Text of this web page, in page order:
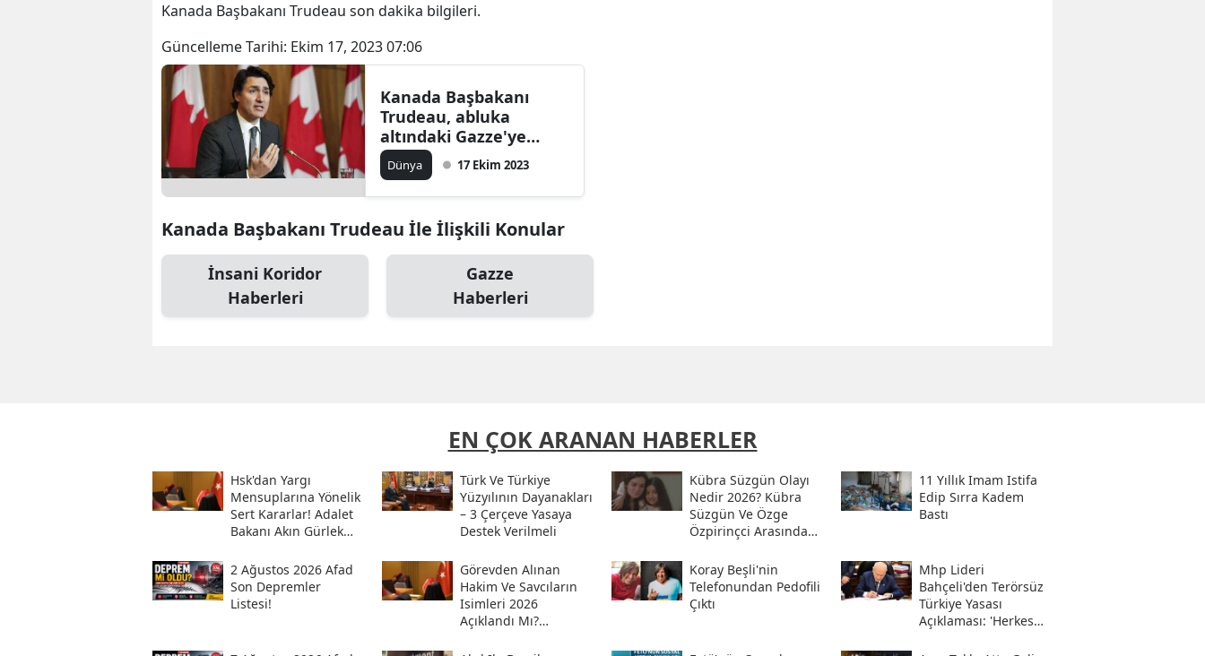
Kanada Başbakanı Trudeau son dakika bilgileri.
Güncelleme Tarihi: Ekim 17, 2023 07:06
Kanada Başbakanı
Trudeau, abluka
altındaki Gazze'ye
insani koridor açılması
çağrısı yaptı
Dünya 17 Ekim 2023
Kanada Başbakanı Trudeau İle İlişkili Konular
İnsani Koridor
Haberleri
Gazze
Haberleri
EN ÇOK ARANAN HABERLER
Hsk'dan Yargı
Mensuplarına Yönelik
Sert Kararlar! Adalet
Bakanı Akın Gürlek
Hesabından Açıkladı
Türk Ve Türkiye
Yüzyılının Dayanakları
– 3 Çerçeve Yasaya
Destek Verilmeli
Kübra Süzgün Olayı
Nedir 2026? Kübra
Süzgün Ve Özge
Özpirinçci Arasında
11 Yıllık Imam Istifa
Edip Sırra Kadem
Bastı
2 Ağustos 2026 Afad
Son Depremler
Listesi!
Görevden Alınan
Hakim Ve Savcıların
Isimleri 2026
Açıklandı Mı?
Koray Beşli'nin
Telefonundan Pedofili
Çıktı
Mhp Lideri
Bahçeli'den Terörsüz
Türkiye Yasası
Açıklaması: 'herkes